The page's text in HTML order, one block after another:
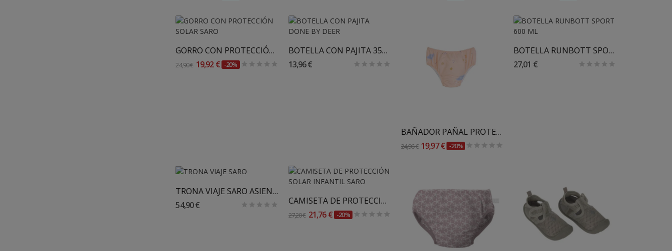
GORRO CON PROTECCIÓN SOLAR REVERSIBLE SARO
24,90 € 19,92 € -20%
BOTELLA CON PAJITA 350 ML DONE BY DEER
13,96 €
BAÑADOR PAÑAL PROTECCIÓN SOLAR INFANTIL SARO
24,96 € 19,97 € -20%
Añadir Al Carrito
BOTELLA RUNBOTT SPORT 600 ML
27,01 €
TRONA VIAJE SARO ASIENTO ELEVADOR
54,90 €
CAMISETA DE PROTECCIÓN SOLAR INFANTIL SARO
27,20 € 21,76 € -20%